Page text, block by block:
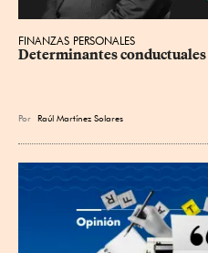
FINANZAS PERSONALES
Determinantes
Por Raúl Martínez Solares